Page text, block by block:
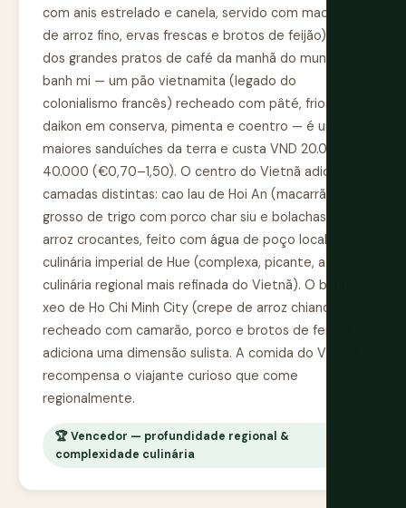
com anis estrelado e canela, servido com macarrão
de arroz fino, ervas frescas e brotos de feijão) é um
dos grandes pratos de café da manhã do mundo. O
banh mi — um pão vietnamita (legado do
colonialismo francês) recheado com pâté, frios,
daikon em conserva, pimenta e coentro — é um dos
maiores sanduíches da terra e custa VND 20.000–
40.000 (€0,70–1,50). O centro do Vietnã adiciona
camadas distintas: cao lau de Hoi An (macarrão
grosso de trigo com porco char siu e bolachas de
arroz crocantes, feito com água de poço local),
culinária imperial de Hue (complexa, picante, a
culinária regional mais refinada do Vietnã). O banh
xeo de Ho Chi Minh City (crepe de arroz chiando
recheado com camarão, porco e brotos de feijão)
adiciona uma dimensão sulista. A comida do Vietnã
recompensa o viajante curioso que come
regionalmente.
🏆 Vencedor — profundidade regional &
complexidade culinária